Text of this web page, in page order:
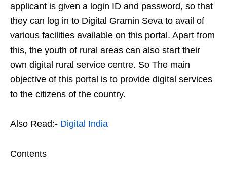
applicant is given a login ID and password, so that
they can log in to Digital Gramin Seva to avail of
various facilities available on this portal. Apart from
this, the youth of rural areas can also start their
own digital rural service centre. So The main
objective of this portal is to provide digital services
to the citizens of the country.
Also Read:- Digital India
Contents